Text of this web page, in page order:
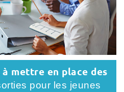
mettre en place des
pour les jeunes